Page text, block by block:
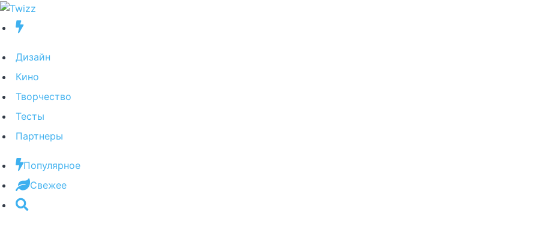
Дизайн
Кино
Творчество
Тесты
Партнеры
Популярное
Свежее